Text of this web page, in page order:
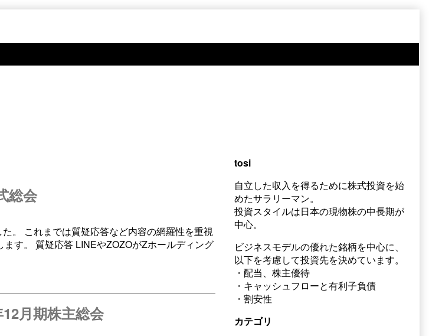
総会
。 これまでは質疑応答など内容の網羅性を重視
す。 質疑応答 LINEやZOZOがZホールディング
月期株主総会
tosi
自立した収入を得るために株式投資を始
めたサラリーマン。
投資スタイルは日本の現物株の中長期が
中心。
ビジネスモデルの優れた銘柄を中心に、
以下を考慮して投資先を決めています。
・配当、株主優待
・キャッシュフローと有利子負債
・割安性
カテゴリ